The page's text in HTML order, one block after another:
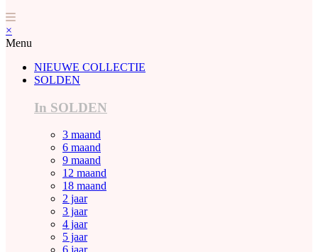
×
Menu
NIEUWE COLLECTIE
SOLDEN
In SOLDEN
3 maand
6 maand
9 maand
12 maand
18 maand
2 jaar
3 jaar
4 jaar
5 jaar